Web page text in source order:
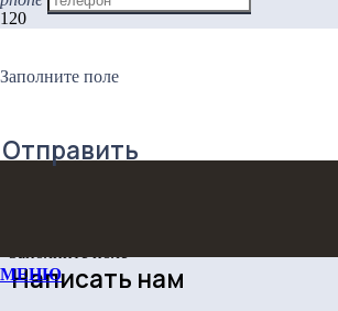
Заполните поле
Отправить
МЕНЮ
ЗАКАЖИТЕ
Написать нам